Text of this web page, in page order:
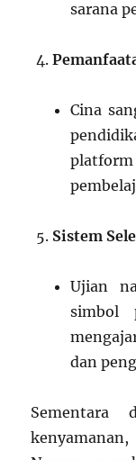
sarana
Cina
Sistem
Ujian
simbol
dan